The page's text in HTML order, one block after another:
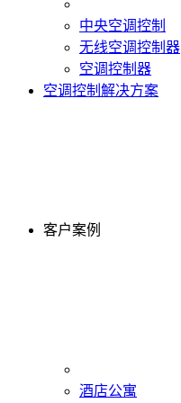
中央空调控制
无线空调控制器
空调控制器
空调控制解决方案
客户案例
酒店公寓